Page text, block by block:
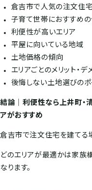
倉吉市で人気の注文住
子育て世帯におすすめ
利便性が高いエリア
平屋に向いている地域
土地価格の傾向
エリアごとのメリット・デ
後悔しない土地選びのポ
結論｜利便性なら上井町・
アがおすすめ
倉吉市で注文住宅を建てる
どのエリアが最適かは家族
なります。